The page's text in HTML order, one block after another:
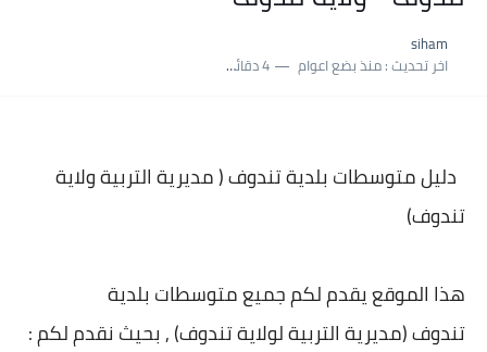
siham
اخر تحديث :منذ بضع اعوام 4 دقائق للقراءة
دليل متوسطات بلديةتندوف ( مديرية التربية ولاية
تندوف)
هذا الموقع يقدم لكم جميع متوسطات بلدية
تندوف (مديرية التربية لولاية تندوف) , بحيث نقدم لكم :